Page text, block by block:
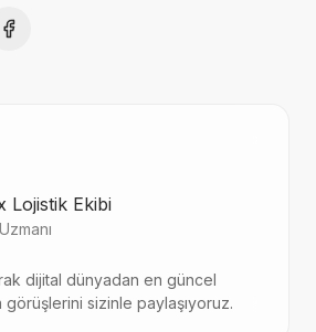
Lojistik Ekibi
dijital dünyadan en güncel
sizinle paylaşıyoruz.